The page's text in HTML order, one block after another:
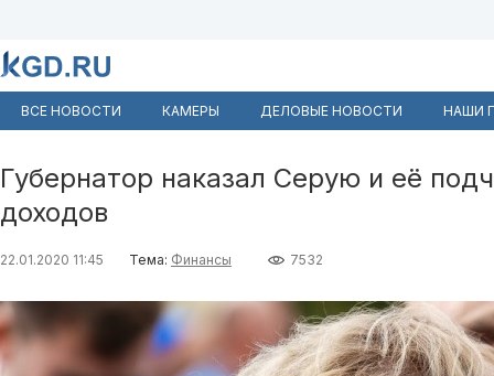
ВСЕ НОВОСТИ КАМЕРЫ ДЕЛОВЫЕ НОВОСТИ НАШИ
Губернатор наказал Серую и её
доходов
22.01.2020 11:45 Тема: Финансы 7532